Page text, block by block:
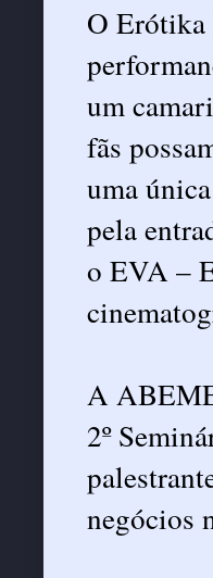
O Erótika
um
fãs
uma
pela
o EVA –
A
2º
negócios